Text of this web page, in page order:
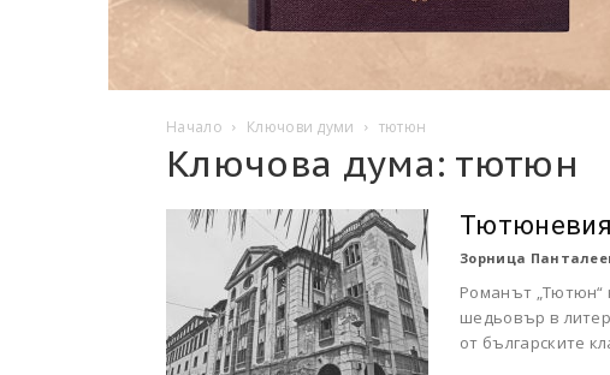
Начало Ключови думи тютюн
Ключова дума: тютюн
Зорница
Романът „Тютюн“
шедьовър в
от българските